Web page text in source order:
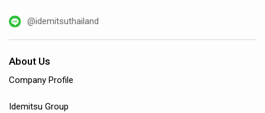
@idemitsuthailand
About Us
Company Profile
Idemitsu Group